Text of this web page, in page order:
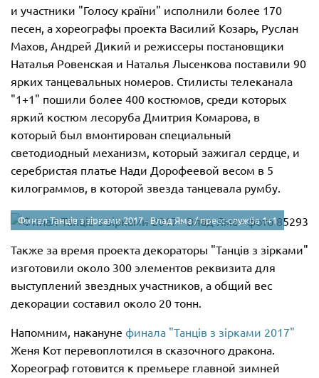
и участники "Голосу країни" исполнили более 170
песен, а хореографы проекта Василий Козарь, Руслан
Махов, Андрей Дикий и режиссеры постановщики
Наталья Ровенская и Наталья Лысенкова поставили 90
ярких танцевальных номеров. Стилисты телеканала
"1+1" пошили более 400 костюмов, среди которых
яркий костюм лесоруба Дмитрия Комарова, в
который был вмонтирован специальный
светодиодный механизм, который зажигал сердце, и
серебристая платье Нади Дорофеевой весом в 5
килограммов, в которой звезда танцевала румбу.
Финал Танців з зірками 2017 - Влад Яма /пресс-служба 1+1
Также за время проекта декораторы "Танців з зірками"
изготовили около 300 элементов реквизита для
выступлений звездных участников, а общий вес
декорации составил около 20 тонн.
Напомним, накануне финала "Танців з зірками 2017"
Женя Кот перевоплотился в сказочного дракона.
Хореограф готовится к премьере главной зимней